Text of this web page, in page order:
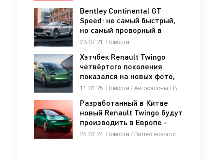
Bentley Continental GT
Speed: не самый быстрый,
но самый проворный в
истории - «Bentley»
23.07.21, Новости
Хэтчбек Renault Twingo
четвёртого поколения
показалcя на новых фото,
рассекречен интерьер -
11.01.25, Новости / Автосалоны / Видео новости / Стоп Хам / Тест-драйвы / Обзор-Авто / Каталог авто
Разработанный в Китае
новый Renault Twingo будут
производить в Европе -
«Автоновости»
25.07.24, Новости / Видео новости / Тест-драйвы / Стоп Хам / Отзывы автовладельцев / Каталог авто